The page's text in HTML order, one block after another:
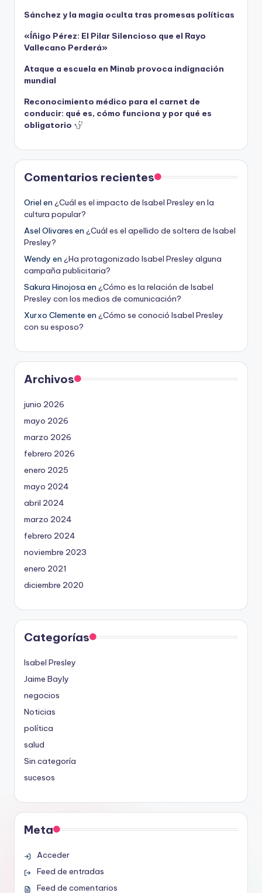
Sánchez y la magia oculta tras promesas políticas
«Íñigo Pérez: El Pilar Silencioso que el Rayo
Vallecano Perderá»
Ataque a escuela en Minab provoca indignación
mundial
Reconocimiento médico para el carnet de
conducir: qué es, cómo funciona y por qué es
obligatorio
Comentarios recientes
Oriel en ¿Cuál es el impacto de Isabel Presley en la
cultura popular?
Asel Olivares en ¿Cuál es el apellido de soltera de Isabel
Presley?
Wendy en ¿Ha protagonizado Isabel Presley alguna
campaña publicitaria?
Sakura Hinojosa en ¿Cómo es la relación de Isabel
Presley con los medios de comunicación?
Xurxo Clemente en ¿Cómo se conoció Isabel Presley
con su esposo?
Archivos
junio 2026
mayo 2026
marzo 2026
febrero 2026
enero 2025
mayo 2024
abril 2024
marzo 2024
febrero 2024
noviembre 2023
enero 2021
diciembre 2020
Categorías
Isabel Presley
Jaime Bayly
negocios
Noticias
política
salud
Sin categoría
sucesos
Meta
Acceder
Feed de entradas
Feed de comentarios